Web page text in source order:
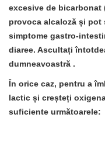
excesive de
provoca alcaloză și pot
simptome gastro-
diaree. Ascultați
dumneavoastră .
În orice caz, pentru a
lactic și creșteți
suficiente următoarele: